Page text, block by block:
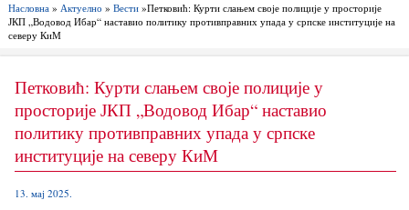
Насловна» Актуелно » Вести»Петковић: Курти слањем своје полиције у просторије
ЈКП „Водовод Ибар“ наставио политику противправних упада у српске институције на
северу КиМ
Петковић: Курти слањем своје полиције у
просторије ЈКП „Водовод Ибар“ наставио
политику противправних упада у српске
институције на северу КиМ
13. мај 2025.